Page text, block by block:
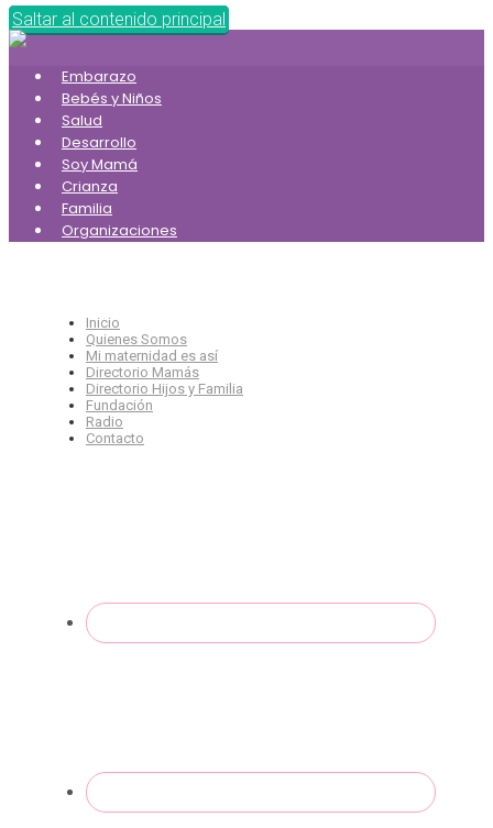
Saltar al contenido principal
Embarazo
Bebés y Niños
Salud
Desarrollo
Soy Mamá
Crianza
Familia
Organizaciones
Inicio
Quienes Somos
Mi maternidad es así
Directorio Mamás
Directorio Hijos y Familia
Fundación
Radio
Contacto